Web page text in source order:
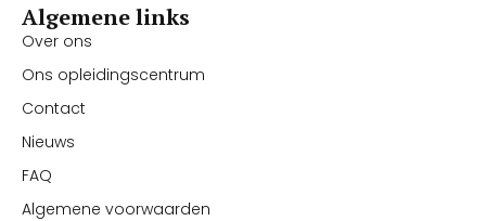
Algemene links
Over ons
Ons opleidingscentrum
Contact
Nieuws
FAQ
Algemene voorwaarden